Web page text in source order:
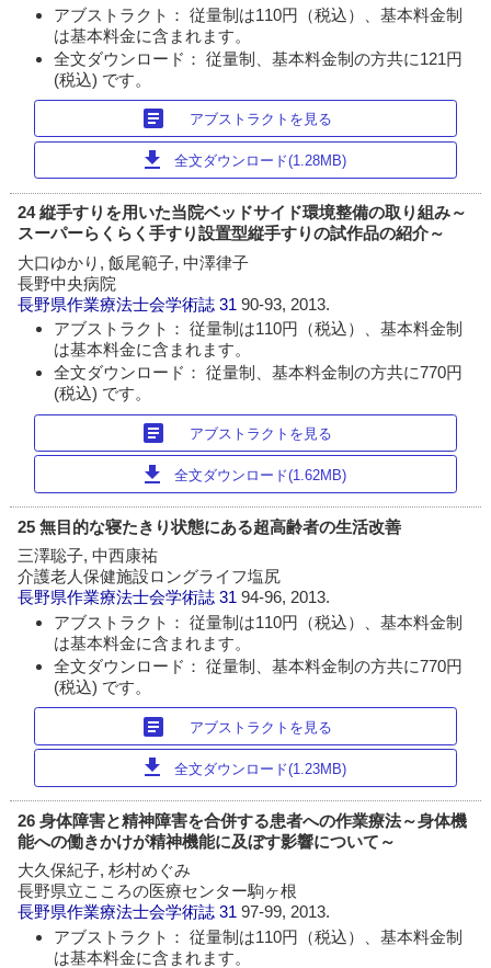
アブストラクト： 従量制は110円（税込）、基本料金制
は基本料金に含まれます。
全文ダウンロード： 従量制、基本料金制の方共に121円
(税込) です。
article アブストラクトを見る
download 全文ダウンロード(1.28MB)
24 縦手すりを用いた当院ベッドサイド環境整備の取り組み～
スーパーらくらく手すり設置型縦手すりの試作品の紹介～
大口ゆかり, 飯尾範子, 中澤律子
長野中央病院
長野県作業療法士会学術誌 3190-93, 2013.
アブストラクト： 従量制は110円（税込）、基本料金制
は基本料金に含まれます。
全文ダウンロード： 従量制、基本料金制の方共に770円
(税込) です。
article アブストラクトを見る
download 全文ダウンロード(1.62MB)
25 無目的な寝たきり状態にある超高齢者の生活改善
三澤聡子, 中西康祐
介護老人保健施設ロングライフ塩尻
長野県作業療法士会学術誌 3194-96, 2013.
アブストラクト： 従量制は110円（税込）、基本料金制
は基本料金に含まれます。
全文ダウンロード： 従量制、基本料金制の方共に770円
(税込) です。
article アブストラクトを見る
download 全文ダウンロード(1.23MB)
26 身体障害と精神障害を合併する患者への作業療法～身体機
能への働きかけが精神機能に及ぼす影響について～
大久保紀子, 杉村めぐみ
長野県立こころの医療センター駒ヶ根
長野県作業療法士会学術誌 3197-99, 2013.
アブストラクト： 従量制は110円（税込）、基本料金制
は基本料金に含まれます。